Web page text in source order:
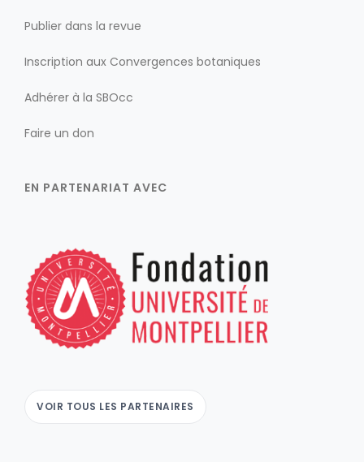
Publier dans la revue
Inscription aux Convergences botaniques
Adhérer à la SBOcc
Faire un don
EN PARTENARIAT AVEC
VOIR TOUS LES PARTENAIRES